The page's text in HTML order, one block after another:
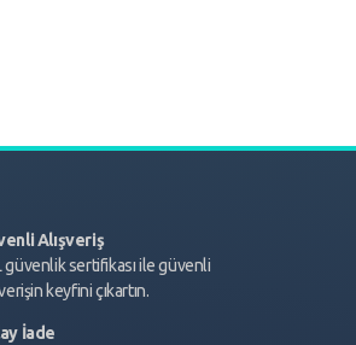
Alışveriş
güvenlik sertifikası ile güvenli
keyfini çıkartın.
İade